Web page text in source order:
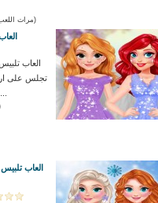
(مرات اللعب: 5 828)
العاب
تجلس على
(مرات
العاب